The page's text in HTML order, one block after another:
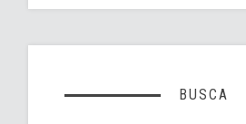
BUSCA